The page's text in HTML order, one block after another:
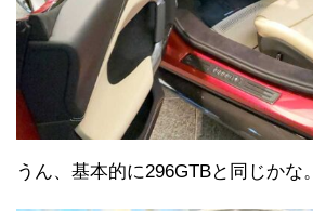
うん、基本的に296GTBと同じかな。